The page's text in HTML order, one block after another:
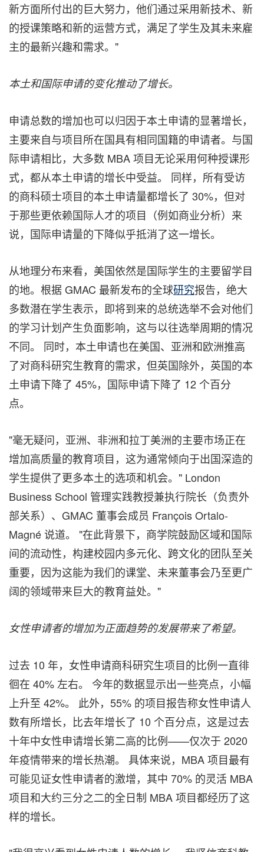
新方面所付出的巨大努力，他们通过采用新技术、新
的授课策略和新的运营方式，满足了学生及其未来雇
主的最新兴趣和需求。"
本土和国际申请的变化推动了增长。
申请总数的增加也可以归因于本土申请的显著增长，
主要来自与项目所在国具有相同国籍的申请者。与国
际申请相比，大多数 MBA 项目无论采用何种授课形
式，都从本土申请的增长中受益。 同样，所有受访
的商科硕士项目的本土申请量都增长了 30%，但对
于那些更依赖国际人才的项目（例如商业分析）来
说，国际申请量的下降似乎抵消了这一增长。
从地理分布来看，美国依然是国际学生的主要留学目
的地。根据 GMAC 最新发布的全球研究报告，绝大
多数潜在学生表示，即将到来的总统选举不会对他们
的学习计划产生负面影响，这与以往选举周期的情况
不同。 同时，本土申请也在美国、亚洲和欧洲推高
了对商科研究生教育的需求，但英国除外，英国的本
土申请下降了 45%，国际申请下降了 12 个百分
点。
"毫无疑问，亚洲、非洲和拉丁美洲的主要市场正在
增加高质量的教育项目，这为通常倾向于出国深造的
学生提供了更多本土的选项和机会。" London
Business School 管理实践教授兼执行院长（负责外
部关系）、GMAC 董事会成员 François Ortalo-
Magné 说道。 "在此背景下，商学院鼓励区域和国际
间的流动性，构建校园内多元化、跨文化的团队至关
重要，因为这能为我们的课堂、未来董事会乃至更广
阔的领域带来巨大的教育益处。"
女性申请者的增加为正面趋势的发展带来了希望。
过去 10 年，女性申请商科研究生项目的比例一直徘
徊在 40% 左右。 今年的数据显示出一些亮点，小幅
上升至 42%。 此外，55% 的项目报告称女性申请人
数有所增长，比去年增长了 10 个百分点，这是过去
十年中女性申请增长第二高的比例——仅次于 2020
年疫情带来的增长热潮。 具体来说，MBA 项目最有
可能见证女性申请者的激增，其中 70% 的灵活 MBA
项目和大约三分之二的全日制 MBA 项目都经历了这
样的增长。